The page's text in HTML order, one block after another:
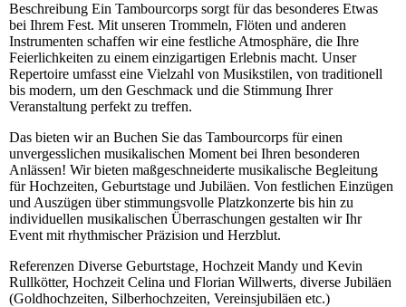
Beschreibung Ein Tambourcorps sorgt für das besonderes Etwas
bei Ihrem Fest. Mit unseren Trommeln, Flöten und anderen
Instrumenten schaffen wir eine festliche Atmosphäre, die Ihre
Feierlichkeiten zu einem einzigartigen Erlebnis macht. Unser
Repertoire umfasst eine Vielzahl von Musikstilen, von traditionell
bis modern, um den Geschmack und die Stimmung Ihrer
Veranstaltung perfekt zu treffen.
Das bieten wir an Buchen Sie das Tambourcorps für einen
unvergesslichen musikalischen Moment bei Ihren besonderen
Anlässen! Wir bieten maßgeschneiderte musikalische Begleitung
für Hochzeiten, Geburtstage und Jubiläen. Von festlichen Einzügen
und Auszügen über stimmungsvolle Platzkonzerte bis hin zu
individuellen musikalischen Überraschungen gestalten wir Ihr
Event mit rhythmischer Präzision und Herzblut.
Referenzen Diverse Geburtstage, Hochzeit Mandy und Kevin
Rullkötter, Hochzeit Celina und Florian Willwerts, diverse Jubiläen
(Goldhochzeiten, Silberhochzeiten, Vereinsjubiläen etc.)